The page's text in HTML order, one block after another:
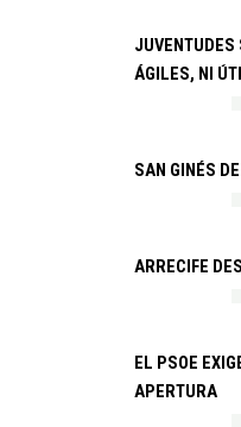
JUVENTUDES
ÁGILES, NI
SAN GINÉS
ARRECIFE
EL PSOE
APERTURA